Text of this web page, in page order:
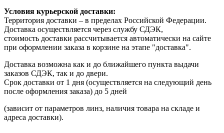
Условия курьерской доставки:
Территория доставки – в пределах Российской Федерации.
Доставка осуществляется через службу СДЭК,
стоимость доставки рассчитывается автоматически на сайте
при оформлении заказа в корзине на этапе "доставка".
Доставка возможна как и до ближайшего пункта выдачи
заказов СДЭК, так и до двери.
Срок доставки от 1 дня (осуществляется на следующий день
после оформления заказа) до 5 дней
(зависит от параметров линз, наличия товара на складе и
адреса доставки).